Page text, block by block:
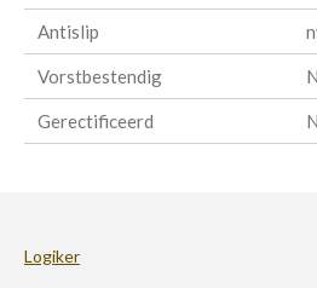
Antislip
Vorstbestendig
Gerectificeerd
Logiker